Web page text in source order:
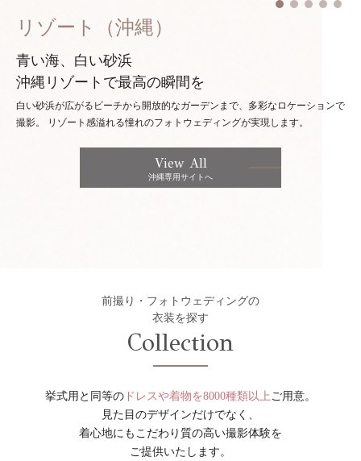
リゾート（沖縄）
青い海、白い砂浜
沖縄リゾートで最高の瞬間を
白い砂浜が広がるビーチから開放的なガーデンまで、多彩なロケーションで
撮影。
リゾート感溢れる憧れのフォトウェディングが実現します。
View All
沖縄専用サイトへ
前撮り・フォトウェディングの
衣装を探す
Collection
挙式用と同等の ドレスや着物を8000種類以上 ご用意。
見た目のデザインだけでなく、
着心地にもこだわり質の高い撮影体験を
ご提供いたします。